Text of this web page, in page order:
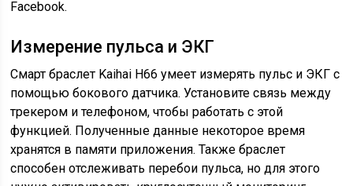
Facebook.
Измерение пульса и ЭКГ
Смарт браслет Kaihai H66 умеет измерять пульс и ЭКГ с
помощью бокового датчика. Установите связь между
трекером и телефоном, чтобы работать с этой
функцией. Полученные данные некоторое время
хранятся в памяти приложения. Также браслет
способен отслеживать перебои пульса, но для этого